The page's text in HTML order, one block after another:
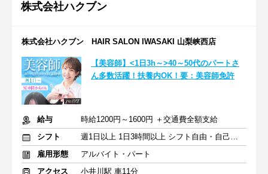
株式会社ハクブン
株式会社ハクブン HAIR SALON IWASAKI 山梨峡西店
【美容師】<1日3h～>40～50代のパートさ
ん多数活躍！扶養内OK！要：美容師免許
給与
時給1200円～1600円 ＋交通費全額支給
シフト
週1日以上 1日3時間以上 シフト自由・自己申告
雇用形態
アルバイト・パート
アクセス
小井川駅 車11分